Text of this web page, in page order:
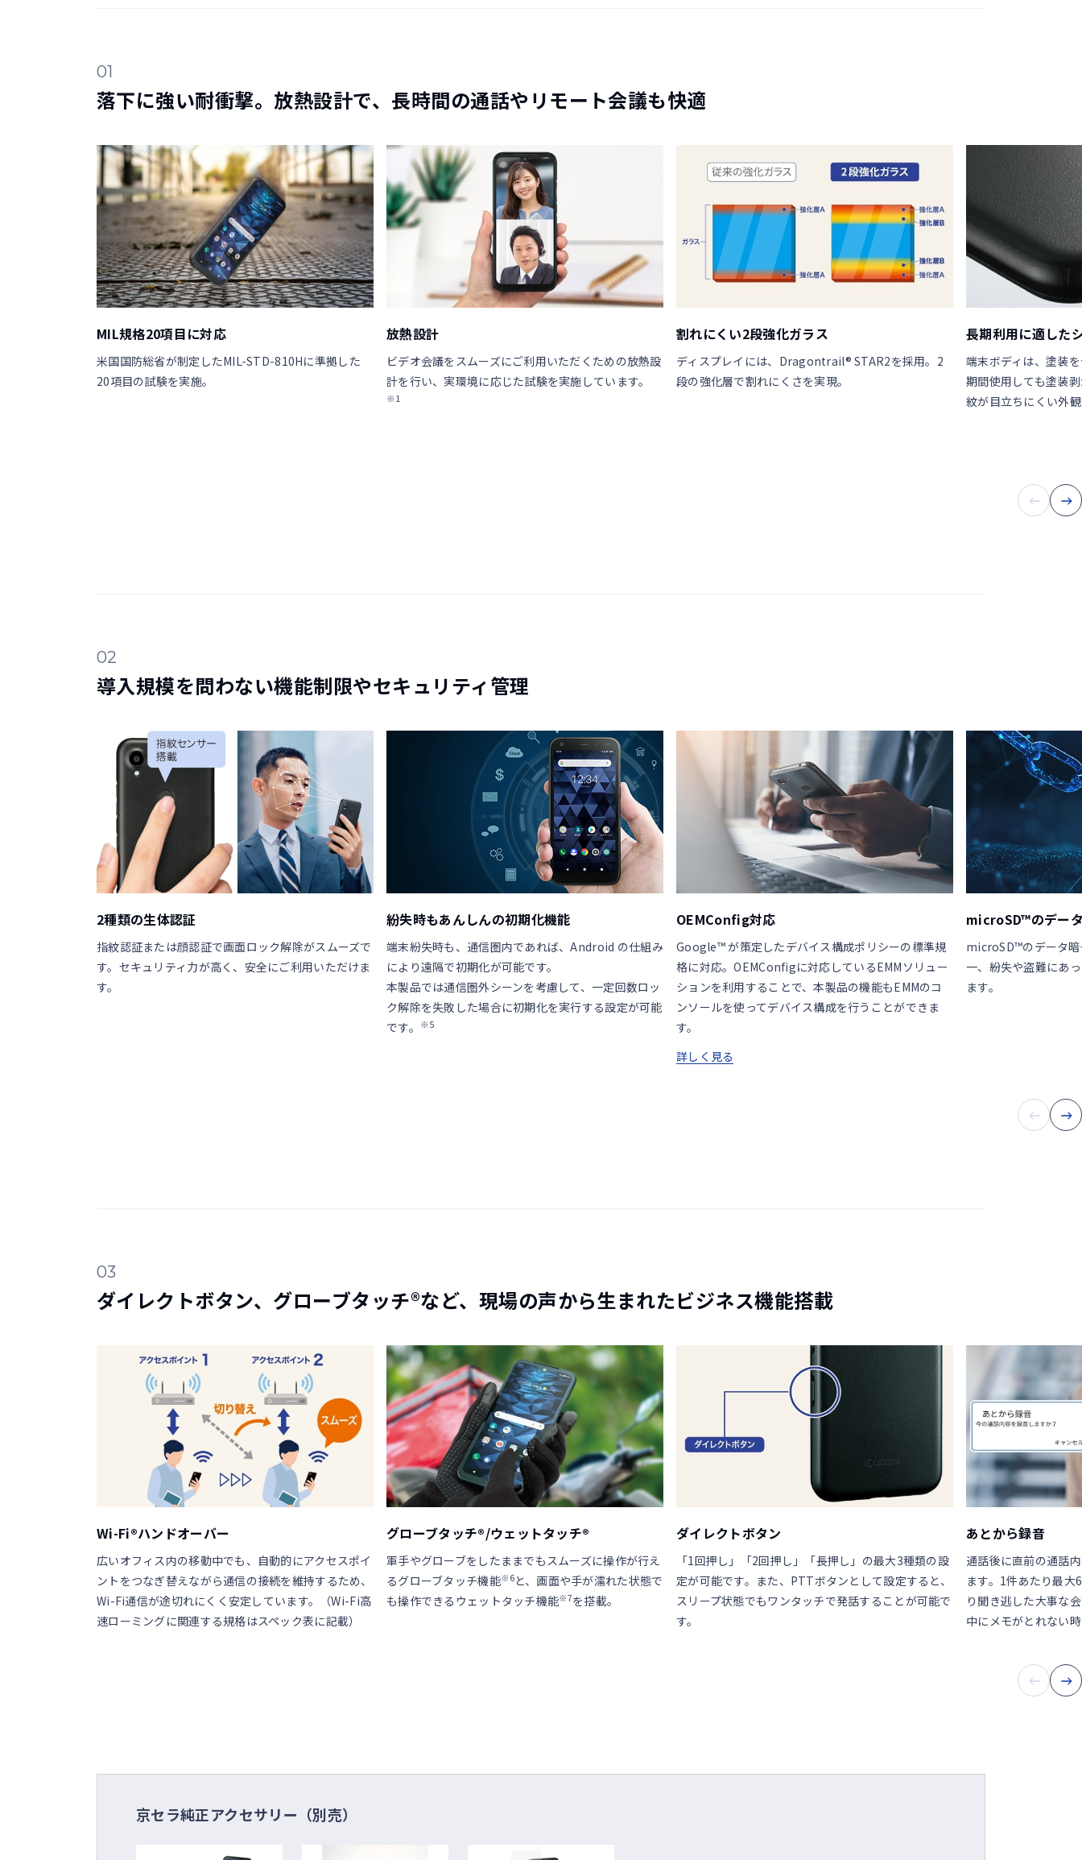
01
落下に強い耐衝撃。放熱設計で、長時間の通話やリモート会議も快適
MIL規格20項目に対応
米国国防総省が制定したMIL-STD-810Hに準拠した
20項目の試験を実施。
放熱設計
ビデオ会議をスムーズにご利用いただくための放熱設
計を行い、実環境に応じた試験を実施しています。
※1
割れにくい2段強化ガラス
ディスプレイには、Dragontrail® STAR2を採用。2
段の強化層で割れにくさを実現。
長期利用に適した
端末ボディは、塗装
期間使用しても塗装
紋が目立ちにくい外
02
導入規模を問わない機能制限やセキュリティ管理
2種類の生体認証
指紋認証または顔認証で画面ロック解除がスムーズで
す。セキュリティ力が高く、安全にご利用いただけま
す。
紛失時もあんしんの初期化機能
端末紛失時も、通信圏内であれば、Android の仕組み
により遠隔で初期化が可能です。
本製品では通信圏外シーンを考慮して、一定回数ロッ
ク解除を失敗した場合に初期化を実行する設定が可能
です。
※5
OEMConfig対応
Google™ が策定したデバイス構成ポリシーの標準規
格に対応。OEMConfigに対応しているEMMソリュー
ションを利用することで、本製品の機能もEMMのコ
ンソールを使ってデバイス構成を行うことができま
す。
詳しく見る
microSD™のデー
microSD™のデータ暗
一、紛失や盗難にあ
ます。
03
ダイレクトボタン、グローブタッチ®など、現場の声から生まれたビジネス機能搭載
Wi-Fi®ハンドオーバー
広いオフィス内の移動中でも、自動的にアクセスポイ
ントをつなぎ替えながら通信の接続を維持するため、
Wi-Fi通信が途切れにくく安定しています。（Wi-Fi高
速ローミングに関連する規格はスペック表に記載）
グローブタッチ®/ウェットタッチ®
軍手やグローブをしたままでもスムーズに操作が行え
るグローブタッチ機能※6と、画面や手が濡れた状態で
も操作できるウェットタッチ機能※7を搭載。
ダイレクトボタン
「1回押し」「2回押し」「長押し」の最大3種類の設
定が可能です。また、PTTボタンとして設定すると、
スリープ状態でもワンタッチで発話することが可能で
す。
あとから録音
通話後に直前の通話
ます。1件あたり最大
り聞き逃した大事な
中にメモがとれない
京セラ純正アクセサリー（別売）